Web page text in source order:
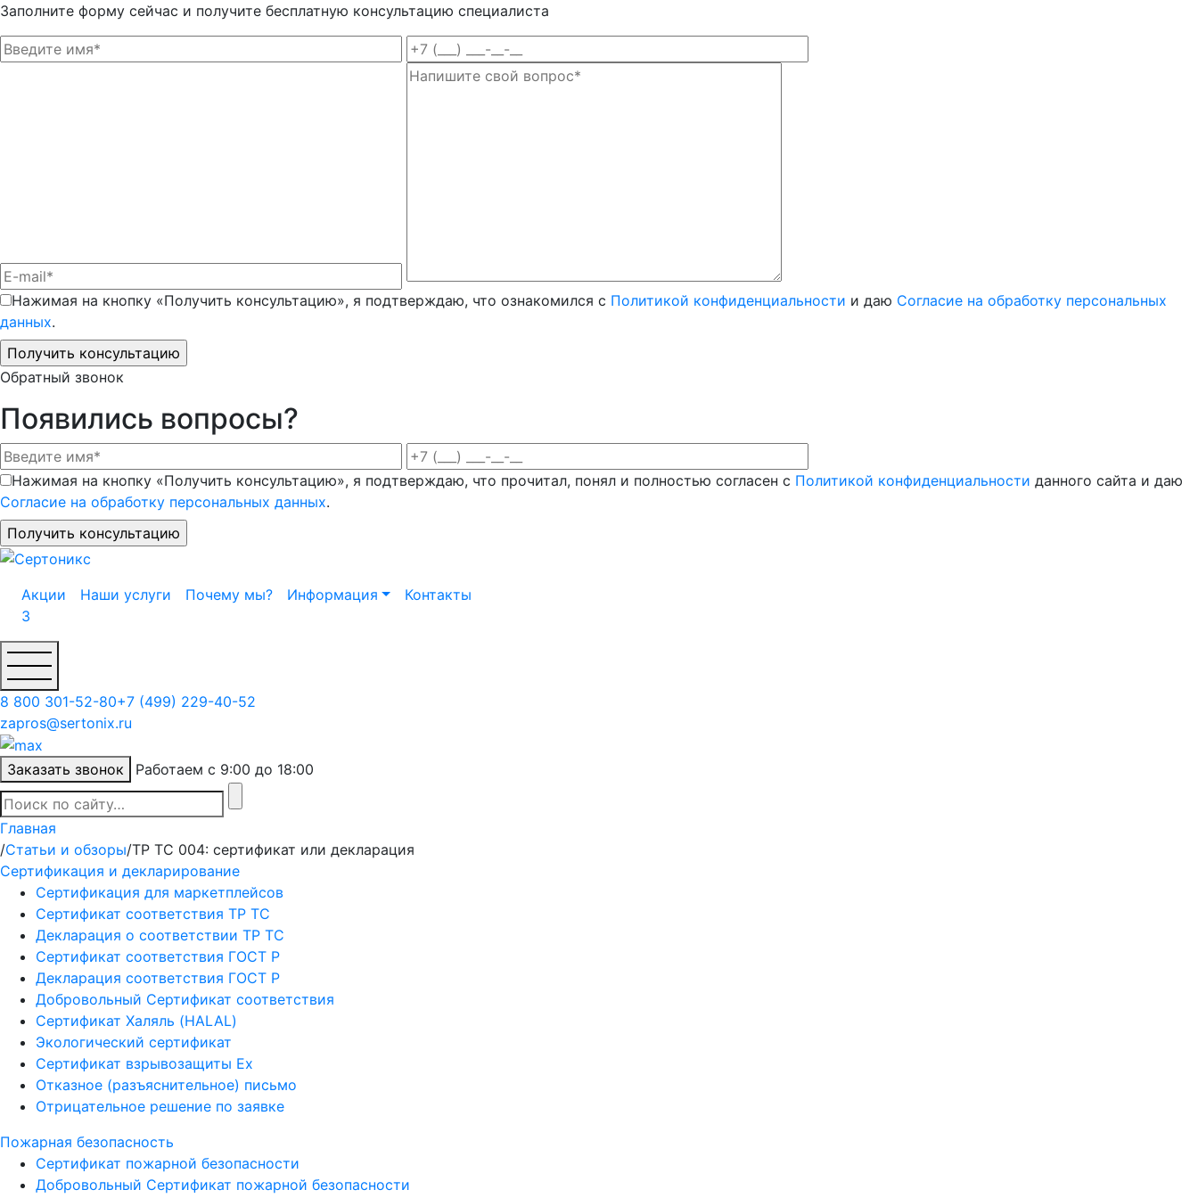
Заполните форму сейчас и получите бесплатную консультацию специалиста
Нажимая на кнопку «Получить консультацию», я подтверждаю, что ознакомился с Политикой конфиденциальности и даю Согласие на обработку персональных
данных.
Обратный звонок
Появились вопросы?
Нажимая на кнопку «Получить консультацию», я подтверждаю, что прочитал, понял и полностью согласен с Политикой конфиденциальности данного сайта и даю
Согласие на обработку персональных данных.
Акции
3
Наши услуги Почему мы? Информация Контакты
8 800 301-52-80+7 (499) 229-40-52
zapros@sertonix.ru
Заказать звонок Работаем с 9:00 до 18:00
Главная
/Статьи и обзоры/ТР ТС 004: сертификат или декларация
Сертификация и декларирование
Сертификация для маркетплейсов
Сертификат соответствия ТР ТС
Декларация о соответствии ТР ТС
Сертификат соответствия ГОСТ Р
Декларация соответствия ГОСТ Р
Добровольный Сертификат соответствия
Сертификат Халяль (HALAL)
Экологический сертификат
Сертификат взрывозащиты Ех
Отказное (разъяснительное) письмо
Отрицательное решение по заявке
Пожарная безопасность
Сертификат пожарной безопасности
Добровольный Сертификат пожарной безопасности